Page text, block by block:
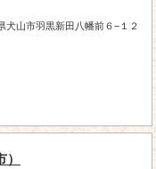
犬山市羽黒新田八幡前６−１２